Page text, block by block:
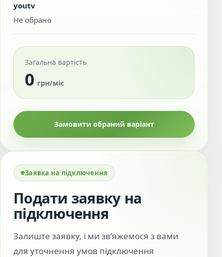
youtv
Не обрано
Загальна вартість
0 грн/міс
Замовити обраний варіант
Заявка на підключення
Подати заявку на
підключення
Залиште заявку, і ми зв’яжемося з вами
для уточнення умов підключення